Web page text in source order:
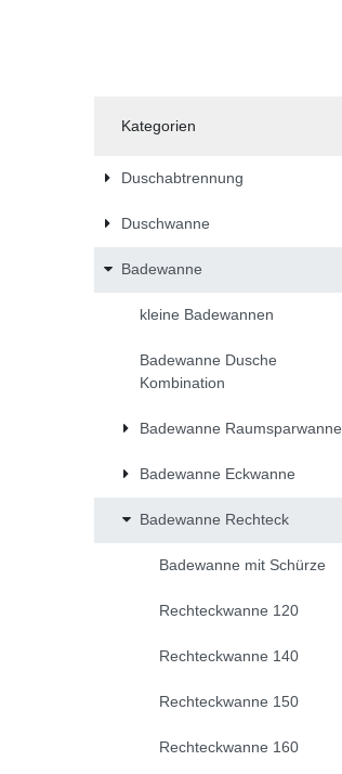
Kategorien
Duschabtrennung
Duschwanne
Badewanne
kleine Badewannen
Badewanne Dusche
Kombination
Badewanne Raumsparwanne
Badewanne Eckwanne
Badewanne Rechteck
Badewanne mit Schürze
Rechteckwanne 120
Rechteckwanne 140
Rechteckwanne 150
Rechteckwanne 160